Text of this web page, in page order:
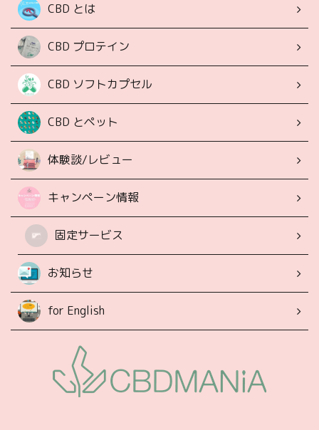
CBD とは
CBD プロテイン
CBD ソフトカプセル
CBD とペット
体験談/レビュー
キャンペーン情報
固定サービス
お知らせ
for English